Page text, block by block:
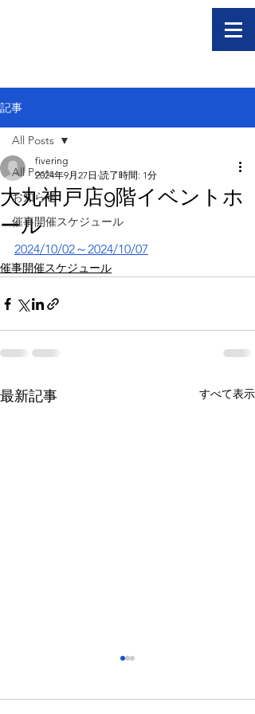
記事
All Posts
お知らせ
催事開催スケジュール
All Posts
大丸神戸店9階イベントホ
ール
fivering
2024年9月27日 読了時間: 1分
2024/10/02～2024/10/07
催事開催スケジュール
最新記事 すべて表示